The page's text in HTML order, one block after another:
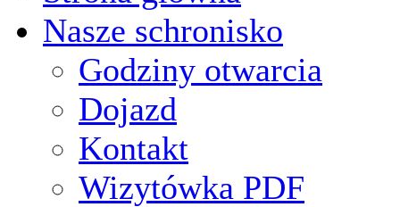
Nasze schronisko
Godziny otwarcia
Dojazd
Kontakt
Wizytówka PDF